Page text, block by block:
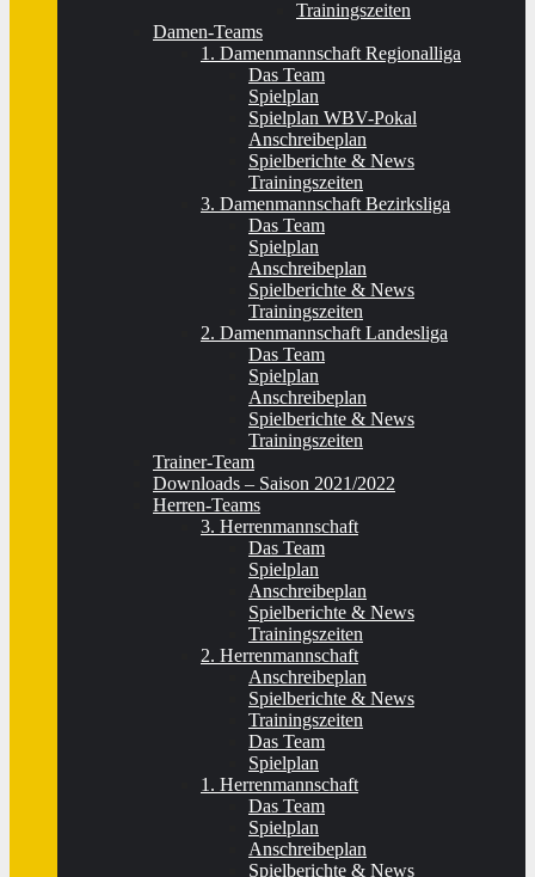
Trainingszeiten
Damen-Teams
1. Damenmannschaft Regionalliga
Das Team
Spielplan
Spielplan WBV-Pokal
Anschreibeplan
Spielberichte & News
Trainingszeiten
3. Damenmannschaft Bezirksliga
Das Team
Spielplan
Anschreibeplan
Spielberichte & News
Trainingszeiten
2. Damenmannschaft Landesliga
Das Team
Spielplan
Anschreibeplan
Spielberichte & News
Trainingszeiten
Trainer-Team
Downloads – Saison 2021/2022
Herren-Teams
3. Herrenmannschaft
Das Team
Spielplan
Anschreibeplan
Spielberichte & News
Trainingszeiten
2. Herrenmannschaft
Anschreibeplan
Spielberichte & News
Trainingszeiten
Das Team
Spielplan
1. Herrenmannschaft
Das Team
Spielplan
Anschreibeplan
Spielberichte & News